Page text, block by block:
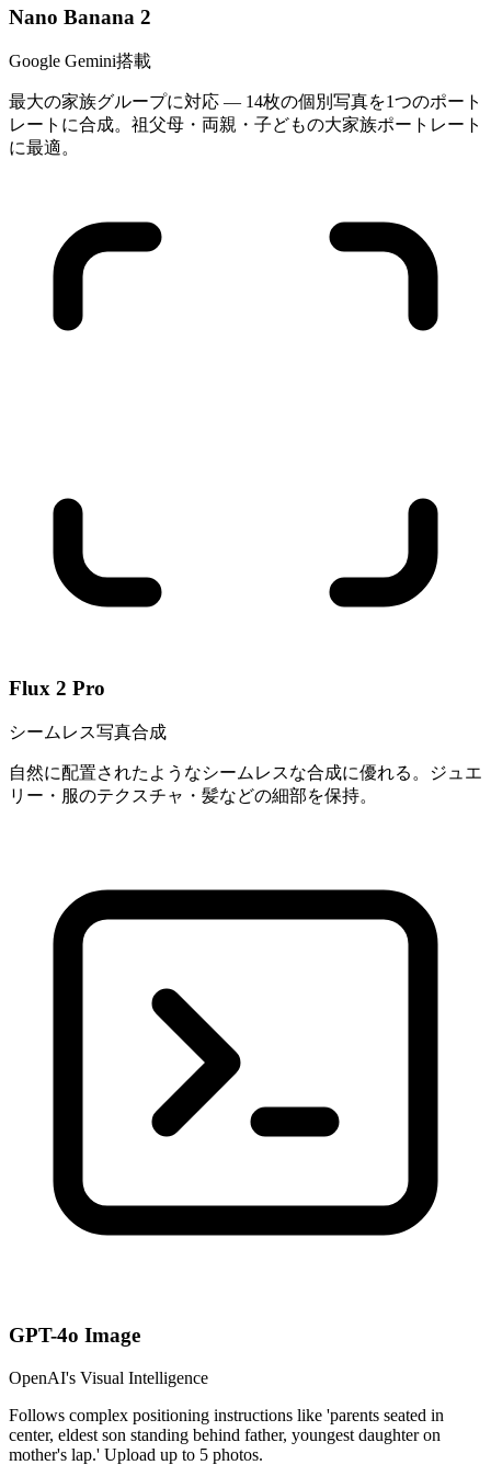
Nano Banana 2
Google Gemini搭載
最大の家族グループに対応 — 14枚の個別写真を1つのポート
レートに合成。祖父母・両親・子どもの大家族ポートレート
に最適。
Flux 2 Pro
シームレス写真合成
自然に配置されたようなシームレスな合成に優れる。ジュエ
リー・服のテクスチャ・髪などの細部を保持。
GPT-4o Image
OpenAI's Visual Intelligence
Follows complex positioning instructions like 'parents seated in
center, eldest son standing behind father, youngest daughter on
mother's lap.' Upload up to 5 photos.